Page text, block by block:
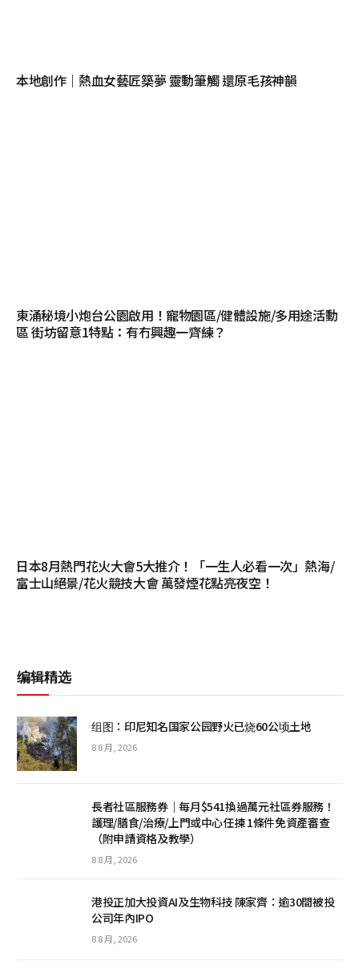
本地創作｜熱血女藝匠築夢 靈動筆觸 還原毛孩神韻
東涌秘境小炮台公園啟用！寵物園區/健體設施/多用途活動
區 街坊留意1特點：有冇興趣一齊練？
日本8月熱門花火大會5大推介！「一生人必看一次」熱海/
富士山絕景/花火競技大會 萬發煙花點亮夜空！
编辑精选
组图：印尼知名国家公园野火已烧60公顷土地
8 8 月, 2026
長者社區服務券｜每月$541換過萬元社區券服務！
護理/膳食/治療/上門或中心任揀 1條件免資產審查
（附申請資格及教學）
8 8 月, 2026
港投正加大投資AI及生物科技 陳家齊：逾30間被投
公司年內IPO
8 8 月, 2026